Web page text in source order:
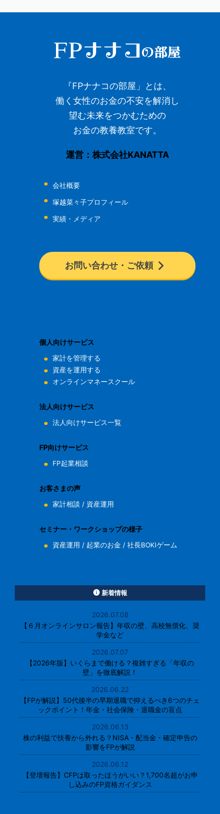
『FPナナコの部屋」とは、
働く女性のお金の不安を解消し
望む未来をつかむための
お金の教養教室です。
運営：株式会社KANATTA
会社概要
塚越菜々子プロフィール
実績・メディア
お問い合わせ・ご依頼
個人向けサービス
家計を管理する
資産を運用する
オンラインマネースクール
法人向けサービス
法人向けサービス一覧
FP向けサービス
FP起業相談
お客さまの声
家計相談 / 資産運用
セミナー・ワークショップの様子
資産運用 / 起業のお金 /社長BOKIゲーム
新着情報
2026.07.08
【６月オンラインサロン報告】年収の壁、高校無償化、奨
学金など
2026.07.07
【2026年版】いくらまで働ける？複雑すぎる「年収の
壁」を徹底解説！
2026.06.22
【FPが解説】50代後半の早期退職で抑えるべき6つのチェ
ックポイント！年金・社会保険・退職金の盲点
2026.06.13
株の利益で扶養から外れる？NISA・配当金・確定申告の
影響をFPが解説
2026.06.12
【登壇報告】CFPは取ったほうがいい？1,700名超がお申
し込みのFP資格ガイダンス